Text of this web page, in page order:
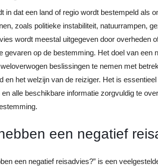
in dat een land of regio wordt bestempeld als
zoals politieke instabiliteit, natuurrampen,
wordt meestal uitgegeven door overheden
gevaren op de bestemming. Het doel van een
beslissingen te nemen met
en het welzijn van de reiziger. Het is
alle beschikbare informatie zorgvuldig te
een negatief
een negatief reisadvies?” is een